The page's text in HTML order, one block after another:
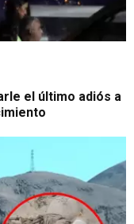
el último adiós a